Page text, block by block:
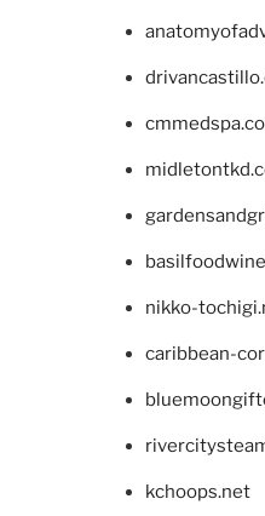
nikko-
caribbean-
kchoops.net